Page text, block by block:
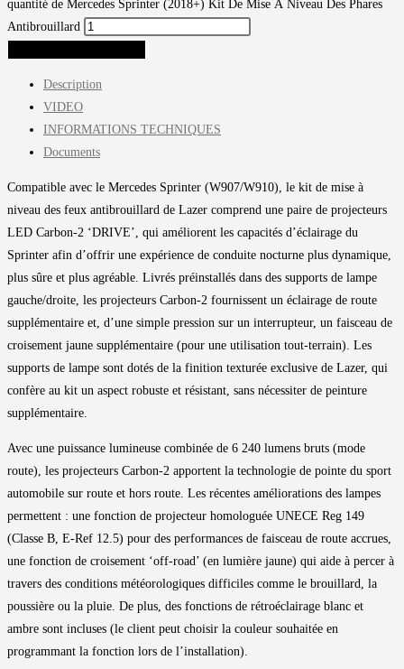
quantité de Mercedes Sprinter (2018+) Kit De Mise À Niveau Des Phares
Antibrouillard
Description
VIDEO
INFORMATIONS TECHNIQUES
Documents
Compatible avec le Mercedes Sprinter (W907/W910), le kit de mise à
niveau des feux antibrouillard de Lazer comprend une paire de projecteurs
LED Carbon-2 ‘DRIVE’, qui améliorent les capacités d’éclairage du
Sprinter afin d’offrir une expérience de conduite nocturne plus dynamique,
plus sûre et plus agréable. Livrés préinstallés dans des supports de lampe
gauche/droite, les projecteurs Carbon-2 fournissent un éclairage de route
supplémentaire et, d’une simple pression sur un interrupteur, un faisceau de
croisement jaune supplémentaire (pour une utilisation tout-terrain). Les
supports de lampe sont dotés de la finition texturée exclusive de Lazer, qui
confère au kit un aspect robuste et résistant, sans nécessiter de peinture
supplémentaire.
Avec une puissance lumineuse combinée de 6 240 lumens bruts (mode
route), les projecteurs Carbon-2 apportent la technologie de pointe du sport
automobile sur route et hors route. Les récentes améliorations des lampes
permettent : une fonction de projecteur homologuée UNECE Reg 149
(Classe B, E-Ref 12.5) pour des performances de faisceau de route accrues,
une fonction de croisement ‘off-road’ (en lumière jaune) qui aide à percer à
travers des conditions météorologiques difficiles comme le brouillard, la
poussière ou la pluie. De plus, des fonctions de rétroéclairage blanc et
ambre sont incluses (le client peut choisir la couleur souhaitée en
programmant la fonction lors de l’installation).